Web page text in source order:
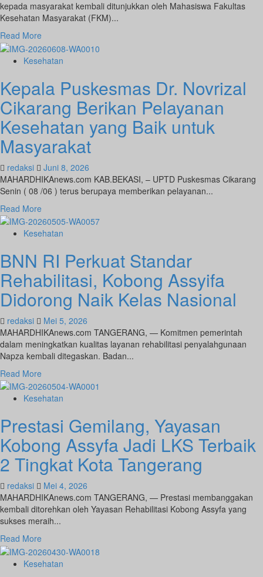
Terhadap
Kesehatan
kepada masyarakat kembali ditunjukkan oleh Mahasiswa Fakultas
Kesehatan Masyarakat (FKM)...
Read More
more
about
FKM
UNSRI
Tebar
Inspirasi
Kesehatan
Melalui
Plang
Informasi
10
Pilar
PHBS
Kesehatan
Kepala Puskesmas Dr. Novrizal
Cikarang Berikan Pelayanan
Kesehatan yang Baik untuk
Masyarakat
redaksi
Juni 8, 2026
MAHARDHIKAnews.com KAB.BEKASI, – UPTD Puskesmas Cikarang
Senin ( 08 /06 ) terus berupaya memberikan pelayanan...
Read More
more
about
Puskesmas
Dr.
Novrizal
Cikarang
Berikan
Pelayanan
Kesehatan
yang
Baik
untuk
Kesehatan
BNN RI Perkuat Standar
Rehabilitasi, Kobong Assyifa
Didorong Naik Kelas Nasional
redaksi
Mei 5, 2026
MAHARDHIKAnews.com TANGERANG, — Komitmen pemerintah
dalam meningkatkan kualitas layanan rehabilitasi penyalahgunaan
Napza kembali ditegaskan. Badan...
Read More
more
about
Perkuat
Standar
Rehabilitasi,
Kobong
Assyifa
Didorong
Naik
Kelas
Nasional
Kesehatan
Prestasi Gemilang, Yayasan
Kobong Assyfa Jadi LKS Terbaik
2 Tingkat Kota Tangerang
redaksi
Mei 4, 2026
MAHARDHIKAnews.com TANGERANG, — Prestasi membanggakan
kembali ditorehkan oleh Yayasan Rehabilitasi Kobong Assyfa yang
sukses meraih...
Read More
more
about
Kesehatan